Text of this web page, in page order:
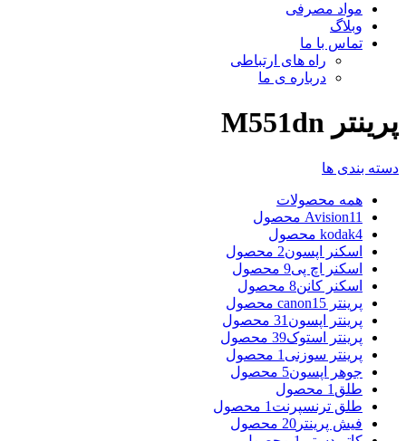
مواد مصرفی
وبلاگ
تماس با ما
راه های ارتباطی
درباره ی ما
پرینتر M551dn
دسته بندی ها
همه محصولات
Avision11 محصول
kodak4 محصول
اسکنر اپسون2 محصول
اسکنر اچ پی9 محصول
اسکنر کانن8 محصول
پرینتر canon 15 محصول
پرینتر اپسون 31 محصول
پرینتر استوک39 محصول
پرینتر سوزنی 1 محصول
جوهر اپسون5 محصول
طلق 1 محصول
طلق ترنسپرنت 1 محصول
فیش پرینتر 20 محصول